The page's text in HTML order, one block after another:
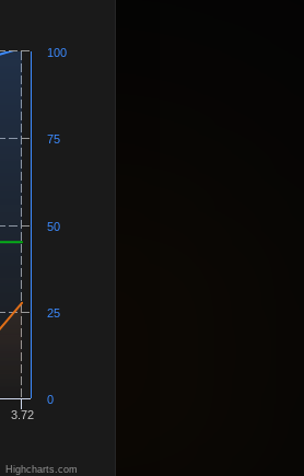
3.72
0
25
50
75
100
Highcharts.com